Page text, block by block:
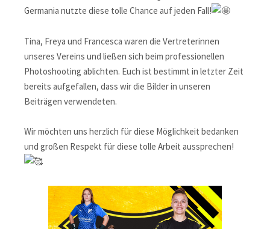
Germania nutzte diese tolle Chance auf jeden Fall!
Tina, Freya und Francesca waren die Vertreterinnen
unseres Vereins und ließen sich beim professionellen
Photoshooting ablichten. Euch ist bestimmt in letzter Zeit
bereits aufgefallen, dass wir die Bilder in unseren
Beiträgen verwendeten.
Wir möchten uns herzlich für diese Möglichkeit bedanken
und großen Respekt für diese tolle Arbeit aussprechen!